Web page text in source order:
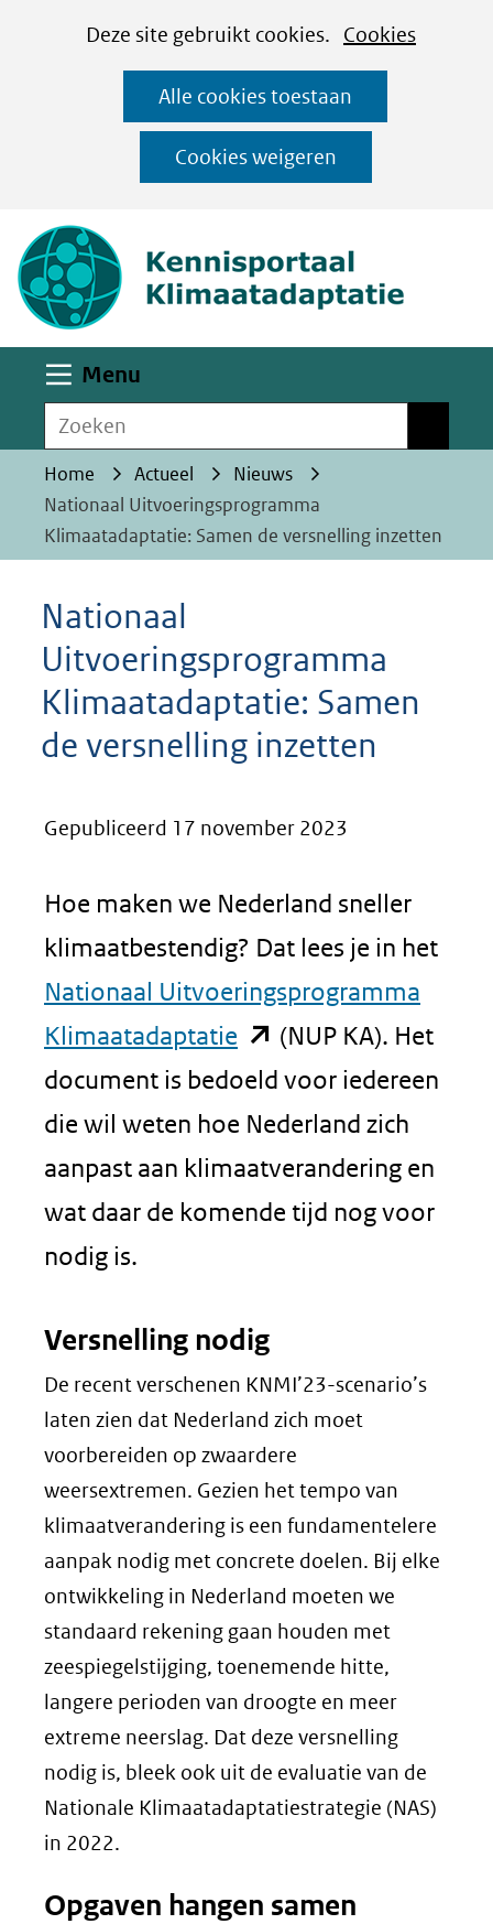
CookiesDeze site gebruikt cookies. Cookies
op
deze
website
worden
toegestaan
geweigerd.
Alle cookies toestaan
Cookies weigeren
Ga
naar
de
inhoud
Menu
Zoeken
Home Actueel
Nieuws
Nationaal Uitvoeringsprogramma
Klimaatadaptatie: Samen de versnelling inzetten
Nationaal
Uitvoeringsprogramma
Klimaatadaptatie: Samen
de versnelling inzetten
Gepubliceerd 17 november 2023
Hoe maken we Nederland sneller
klimaatbestendig? Dat lees je in het
Nationaal Uitvoeringsprogramma
Klimaatadaptatie (opent
in
nieuw
venster)
(verwijst
andere
website)
(NUP KA). Het
document is bedoeld voor iedereen
die wil weten hoe Nederland zich
aanpast aan klimaatverandering en
wat daar de komende tijd nog voor
nodig is.
Versnelling nodig
De recent verschenen KNMI’23-scenario’s
laten zien dat Nederland zich moet
voorbereiden op zwaardere
weersextremen. Gezien het tempo van
klimaatverandering is een fundamentelere
aanpak nodig met concrete doelen. Bij elke
ontwikkeling in Nederland moeten we
standaard rekening gaan houden met
zeespiegelstijging, toenemende hitte,
langere perioden van droogte en meer
extreme neerslag. Dat deze versnelling
nodig is, bleek ook uit de evaluatie van de
Nationale Klimaatadaptatiestrategie (NAS)
in 2022.
Opgaven hangen samen